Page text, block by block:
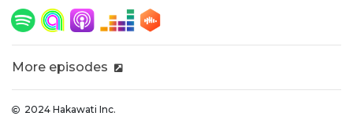
More episodes
2024 Hakawati Inc.